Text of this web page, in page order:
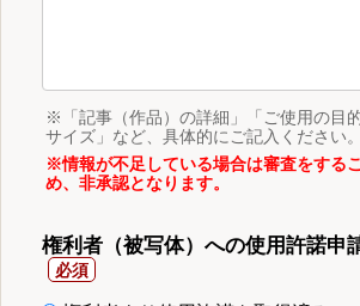
※「記事（作品）の詳細」「ご使用の目
サイズ」など、具体的にご記入ください。
※情報が不足している場合は審査をする
め、非承認となります。
権利者（被写体）への使用許諾申